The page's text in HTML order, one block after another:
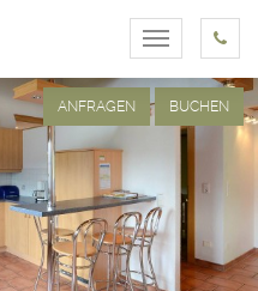
ANFRAGEN BUCHEN
Toggle
navigation